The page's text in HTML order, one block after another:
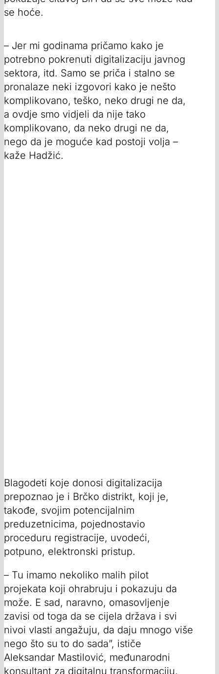
se hoće.
– Jer mi godinama pričamo kako je
potrebno pokrenuti digitalizaciju javnog
sektora, itd. Samo se priča i stalno se
pronalaze neki izgovori kako je nešto
komplikovano, teško, neko drugi ne da,
a ovdje smo vidjeli da nije tako
komplikovano, da neko drugi ne da,
nego da je moguće kad postoji volja –
kaže Hadžić.
Blagodeti koje donosi digitalizacija
prepoznao je i Brčko distrikt, koji je,
takođe, svojim potencijalnim
preduzetnicima, pojednostavio
proceduru registracije, uvodeći,
potpuno, elektronski pristup.
– Tu imamo nekoliko malih pilot
projekata koji ohrabruju i pokazuju da
može. E sad, naravno, omasovljenje
zavisi od toga da se cijela država i svi
nivoi vlasti angažuju, da daju mnogo više
nego što su to do sada”, ističe
Aleksandar Mastilović, međunarodni
konsultant za digitalnu transformaciju.